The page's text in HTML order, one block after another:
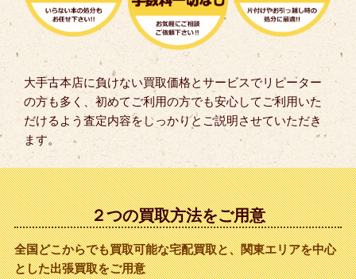
大手古本店に負けない買取価格とサービスでリピーター
の方も多く、初めてご利用の方でも安心してご利用いた
だけるよう査定内容をしっかりとご説明させていただき
ます。
２つの買取方法をご用意
全国どこからでも買取可能な宅配買取と、関東エリアを中心
とした出張買取をご用意